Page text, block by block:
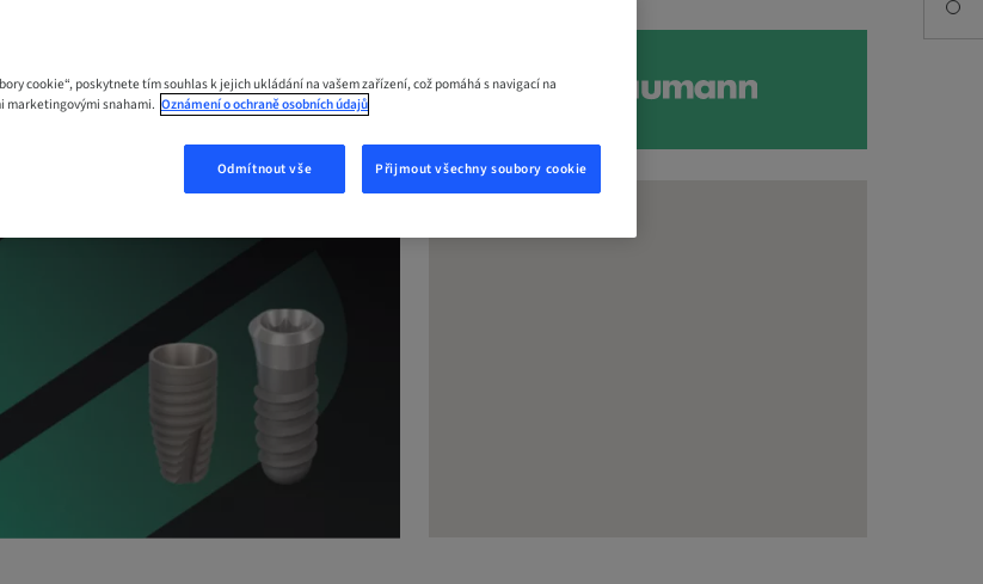
cookie“, poskytnete tím souhlas k jejich ukládání na vašem zařízení, což pomáhá s navigací na
marketingovými snahami. Oznámení o ochraně osobních údajů
Odmítnout vše Přijmout všechny soubory cookie